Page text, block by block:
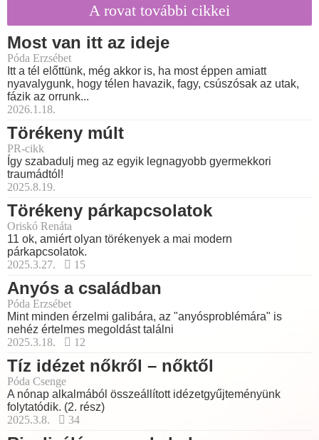
A rovat további cikkei
Most van itt az ideje
Póda Erzsébet
Itt a tél előttünk, még akkor is, ha most éppen amiatt
nyavalygunk, hogy télen havazik, fagy, csúszósak az utak,
fázik az orrunk...
2026.1.18.
Törékeny múlt
PR-cikk
Így szabadulj meg az egyik legnagyobb gyermekkori
traumádtól!
2025.8.19.
Törékeny párkapcsolatok
Oriskó Renáta
11 ok, amiért olyan törékenyek a mai modern
párkapcsolatok.
2025.3.27.
15
Anyós a családban
Póda Erzsébet
Mint minden érzelmi galibára, az "anyósproblémára" is
nehéz értelmes megoldást találni
2025.3.18.
12
Tíz idézet nőkről – nőktől
Póda Csenge
A nónap alkalmából összeállított idézetgyűjteményünk
folytatódik. (2. rész)
2025.3.8.
34